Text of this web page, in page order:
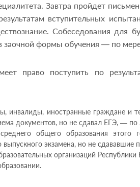
Завтра пройдет
вступительных
Собеседования для
заочной формы обучения — по
право поступить по
инвалиды, иностранные граждане и
документов, но не сдавал ЕГЭ, —
общего образования
выпускного экзамена, но не сдававшие
организаций